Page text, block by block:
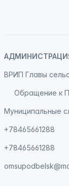
ВРИП Главы
Обращение к
Муниципальные
+78465661288
+78465661288